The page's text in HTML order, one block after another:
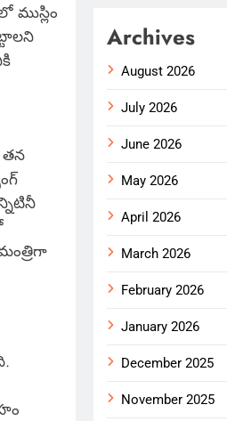
ముస్లిం
తన
Archives
August 2026
July 2026
June 2026
May 2026
April 2026
March 2026
February 2026
January 2026
December 2025
November 2025